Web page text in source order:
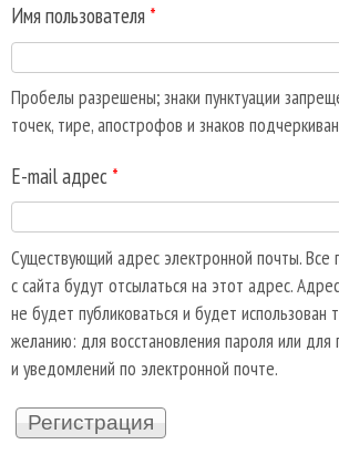
Имя пользователя *
Пробелы разрешены; знаки пунктуации
точек, тире, апострофов и знаков
E-mail адрес *
Существующий адрес электронной почты.
с сайта будут отсылаться на этот адрес.
не будет публиковаться и будет использован
желанию: для восстановления пароля или для
и уведомлений по электронной почте.